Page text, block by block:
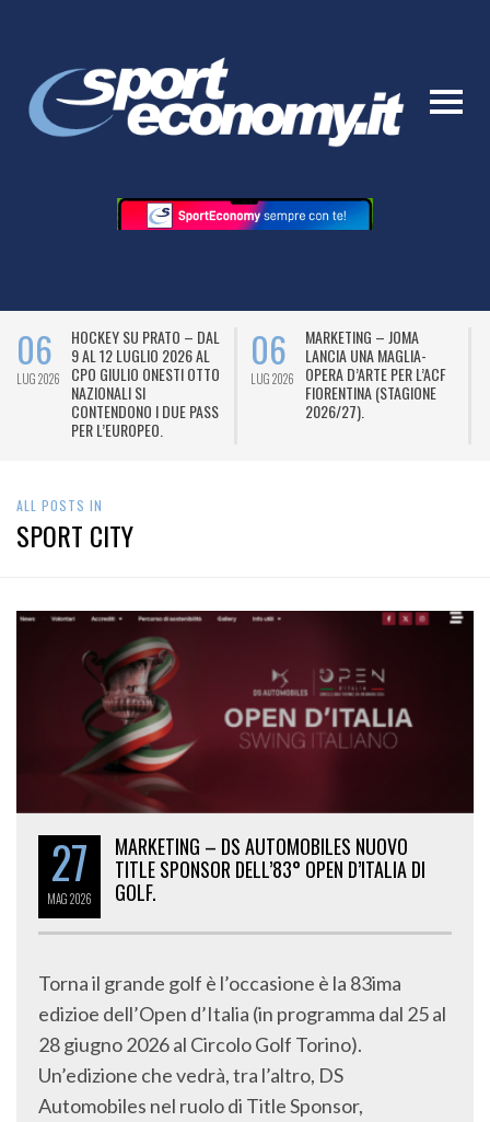
06
LUG 2026
HOCKEY SU PRATO – DAL
9 AL 12 LUGLIO 2026 AL
CPO GIULIO ONESTI OTTO
NAZIONALI SI
CONTENDONO I DUE PASS
PER L’EUROPEO.
06
LUG 2026
MARKETING – JOMA
LANCIA UNA MAGLIA-
OPERA D’ARTE PER L’ACF
FIORENTINA (STAGIONE
2026/27).
ALL POSTS IN
SPORT CITY
27
MAG2026
MARKETING – DS AUTOMOBILES NUOVO
TITLE SPONSOR DELL’83° OPEN D’ITALIA DI
GOLF.
Torna il grande golf è l’occasione è la 83ima
edizioe dell’Open d’Italia (in programma dal 25 al
28 giugno 2026 al Circolo Golf Torino).
Un’edizione che vedrà, tra l’altro, DS
Automobiles nel ruolo di Title Sponsor,